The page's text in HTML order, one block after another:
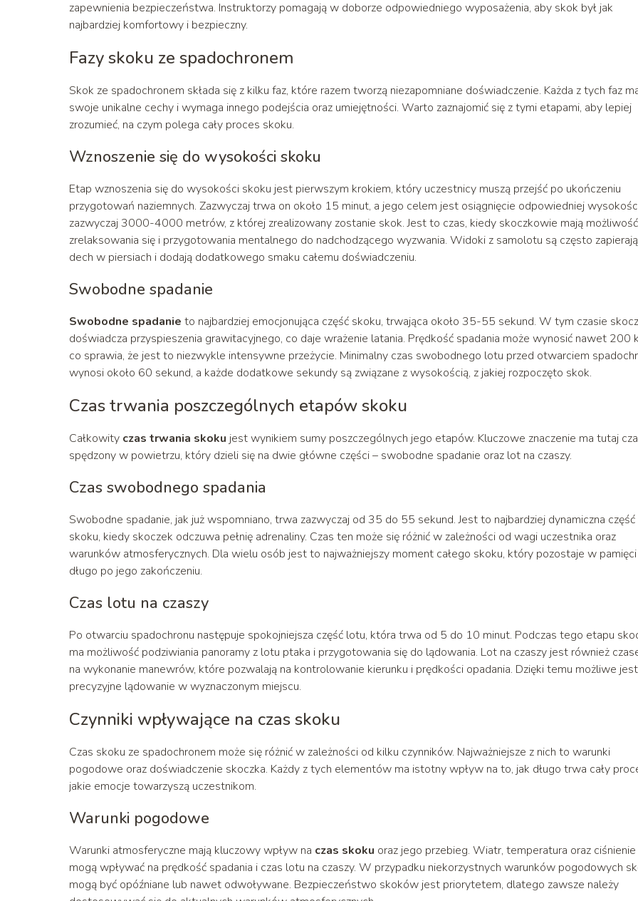
zapewnienia bezpieczeństwa. Instruktorzy pomagają w doborze odpowiedniego wyposażenia, aby skok był jak
najbardziej komfortowy i bezpieczny.
Fazy skoku ze spadochronem
Skok ze spadochronem składa się z kilku faz, które razem tworzą niezapomniane doświadczenie. Każda z tych faz
swoje unikalne cechy i wymaga innego podejścia oraz umiejętności. Warto zaznajomić się z tymi etapami, aby lepiej
zrozumieć, na czym polega cały proces skoku.
Wznoszenie się do wysokości skoku
Etap wznoszenia się do wysokości skoku jest pierwszym krokiem, który uczestnicy muszą przejść po ukończeniu
przygotowań naziemnych. Zazwyczaj trwa on około 15 minut, a jego celem jest osiągnięcie odpowiedniej
zazwyczaj 3000-4000 metrów, z której zrealizowany zostanie skok. Jest to czas, kiedy skoczkowie mają możliwość
zrelaksowania się i przygotowania mentalnego do nadchodzącego wyzwania. Widoki z samolotu są często
dech w piersiach i dodają dodatkowego smaku całemu doświadczeniu.
Swobodne spadanie
Swobodne spadanie to najbardziej emocjonująca część skoku, trwająca około 35-55 sekund. W tym czasie
doświadcza przyspieszenia grawitacyjnego, co daje wrażenie latania. Prędkość spadania może wynosić nawet 200
co sprawia, że jest to niezwykle intensywne przeżycie. Minimalny czas swobodnego lotu przed otwarciem
wynosi około 60 sekund, a każde dodatkowe sekundy są związane z wysokością, z jakiej rozpoczęto skok.
Czas trwania poszczególnych etapów skoku
Całkowity czas trwania skoku jest wynikiem sumy poszczególnych jego etapów. Kluczowe znaczenie ma tutaj
spędzony w powietrzu, który dzieli się na dwie główne części – swobodne spadanie oraz lot na czaszy.
Czas swobodnego spadania
Swobodne spadanie, jak już wspomniano, trwa zazwyczaj od 35 do 55 sekund. Jest to najbardziej dynamiczna część
skoku, kiedy skoczek odczuwa pełnię adrenaliny. Czas ten może się różnić w zależności od wagi uczestnika oraz
warunków atmosferycznych. Dla wielu osób jest to najważniejszy moment całego skoku, który pozostaje w pamięci
długo po jego zakończeniu.
Czas lotu na czaszy
Po otwarciu spadochronu następuje spokojniejsza część lotu, która trwa od 5 do 10 minut. Podczas tego etapu
ma możliwość podziwiania panoramy z lotu ptaka i przygotowania się do lądowania. Lot na czaszy jest również
na wykonanie manewrów, które pozwalają na kontrolowanie kierunku i prędkości opadania. Dzięki temu możliwe jest
precyzyjne lądowanie w wyznaczonym miejscu.
Czynniki wpływające na czas skoku
Czas skoku ze spadochronem może się różnić w zależności od kilku czynników. Najważniejsze z nich to warunki
pogodowe oraz doświadczenie skoczka. Każdy z tych elementów ma istotny wpływ na to, jak długo trwa cały
jakie emocje towarzyszą uczestnikom.
Warunki pogodowe
Warunki atmosferyczne mają kluczowy wpływ na czas skoku oraz jego przebieg. Wiatr, temperatura oraz ciśnienie
mogą wpływać na prędkość spadania i czas lotu na czaszy. W przypadku niekorzystnych warunków pogodowych
mogą być opóźniane lub nawet odwoływane. Bezpieczeństwo skoków jest priorytetem, dlatego zawsze należy